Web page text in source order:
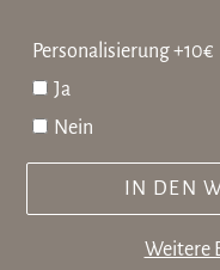
Personalisierung +10€
Ja
Nein
IN DEN
Weitere